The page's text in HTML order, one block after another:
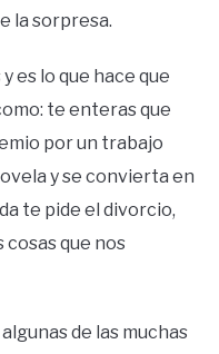
la sorpresa.
es lo que hace que
te enteras que
por un trabajo
y se convierta en
te pide el divorcio,
cosas que nos
de las muchas